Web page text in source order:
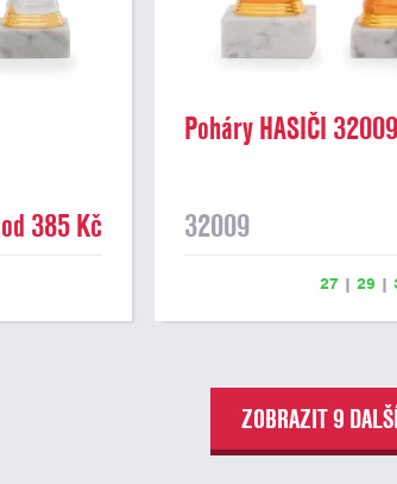
od 385 Kč
Poháry HASIČI 32009
32009
27 |29 |
ZOBRAZIT 9